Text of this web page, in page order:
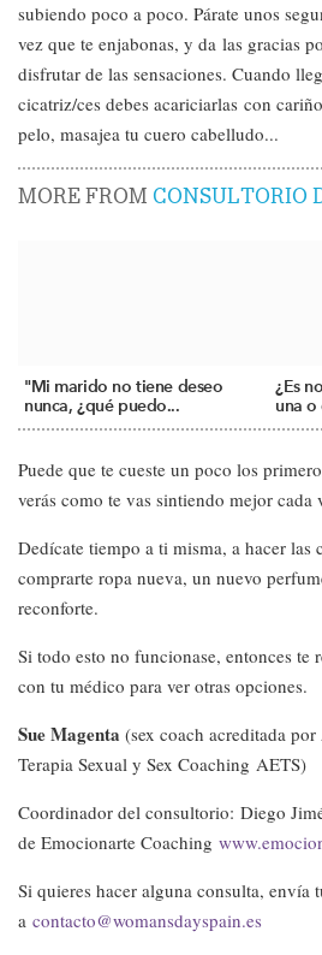
subiendo poco a poco. Párate unos
vez que te enjabonas, y da las gracias
disfrutar de las sensaciones. Cuando
cicatriz/ces debes acariciarlas con
pelo, masajea tu cuero cabelludo...
MORE FROMCONSULTORIO
"Mi marido no tiene deseo
nunca, ¿qué puedo...
¿Es
una o
Puede que te cueste un poco los
verás como te vas sintiendo mejor cada
Dedícate tiempo a ti misma, a hacer las
comprarte ropa nueva, un nuevo
reconforte.
Si todo esto no funcionase, entonces te
con tu médico para ver otras opciones.
Sue Magenta (sex coach acreditada
Terapia Sexual y Sex Coaching AETS)
Coordinador del consultorio: Diego
de Emocionarte Coaching
Si quieres hacer alguna consulta, envía
a contacto@womansdayspain.es